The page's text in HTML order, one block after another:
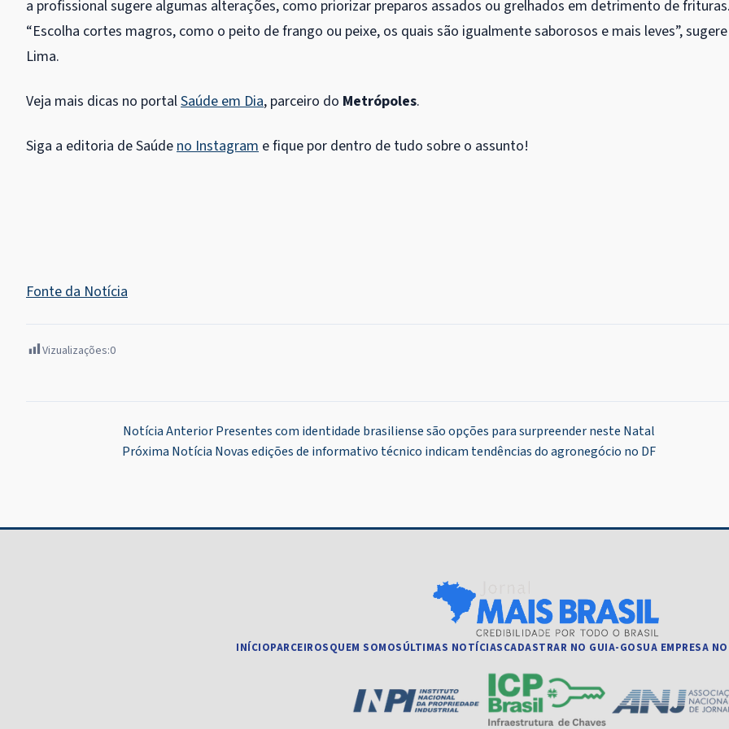
a profissional sugere algumas alterações, como priorizar preparos assados ou grelhados em detrimento de
“Escolha cortes magros, como o peito de frango ou peixe, os quais são igualmente saborosos e mais leves”, sugere
Lima.
Veja mais dicas no portalSaúde em Dia, parceiro do Metrópoles.
Siga a editoria de Saúdeno Instagram e fique por dentro de tudo sobre o assunto!
Fonte da Notícia
Vizualizações:0
Notícia AnteriorPresentes com identidade brasiliense são opções para surpreender neste Natal
Próxima Notícia Novas edições de informativo técnico indicam tendências do agronegócio no DF
INÍCIOPARCEIROSQUEM SOMOSÚLTIMAS NOTÍCIASCADASTRAR NO GUIA-GOSUA EMPRESA